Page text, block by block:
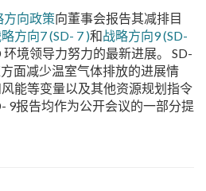
方向政策向董事会报告其减排目
方向7 (SD- 7 )和战略方向9 (SD-
环境领导力努力的最新进展。 SD-
面减少温室气体排放的进展情
能等变量以及其他资源规划指令
9报告均作为公开会议的一部分提